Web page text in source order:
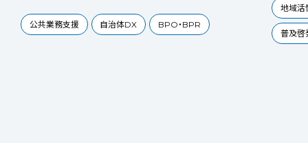
公共業務支援 自治体DX BPO・BPR
地域活
普及啓